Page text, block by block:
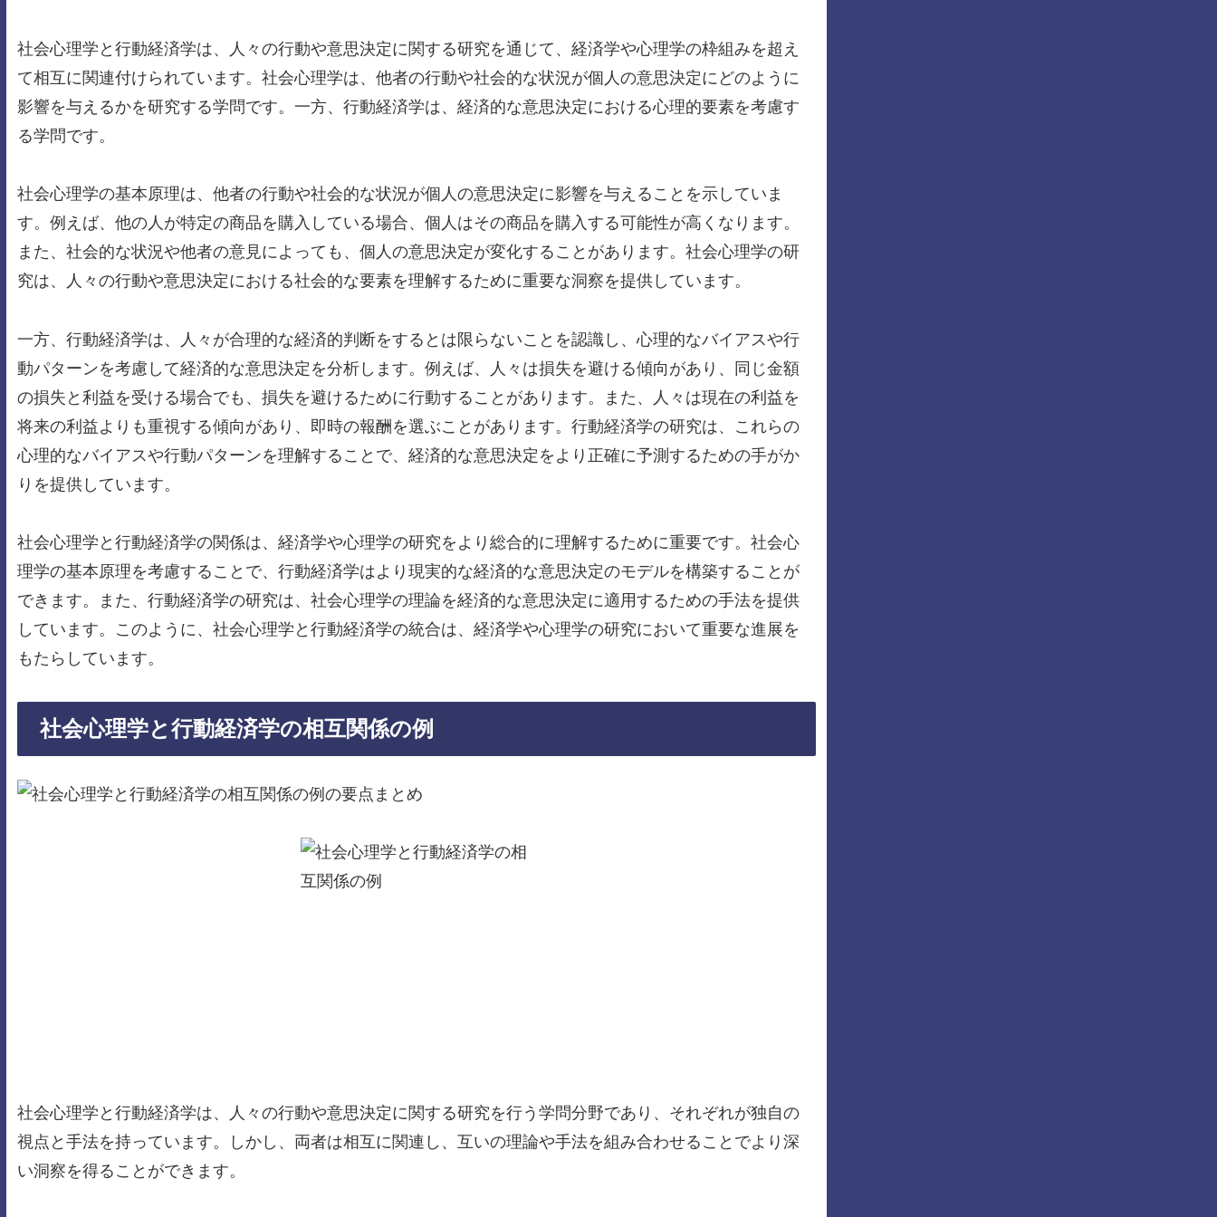
社会心理学と行動経済学は、人々の行動や意思決定に関する研究を通じて、経済学や心理学の枠組みを超え
て相互に関連付けられています。社会心理学は、他者の行動や社会的な状況が個人の意思決定にどのように
影響を与えるかを研究する学問です。一方、行動経済学は、経済的な意思決定における心理的要素を考慮す
る学問です。
社会心理学の基本原理は、他者の行動や社会的な状況が個人の意思決定に影響を与えることを示していま
す。例えば、他の人が特定の商品を購入している場合、個人はその商品を購入する可能性が高くなります。
また、社会的な状況や他者の意見によっても、個人の意思決定が変化することがあります。社会心理学の研
究は、人々の行動や意思決定における社会的な要素を理解するために重要な洞察を提供しています。
一方、行動経済学は、人々が合理的な経済的判断をするとは限らないことを認識し、心理的なバイアスや行
動パターンを考慮して経済的な意思決定を分析します。例えば、人々は損失を避ける傾向があり、同じ金額
の損失と利益を受ける場合でも、損失を避けるために行動することがあります。また、人々は現在の利益を
将来の利益よりも重視する傾向があり、即時の報酬を選ぶことがあります。行動経済学の研究は、これらの
心理的なバイアスや行動パターンを理解することで、経済的な意思決定をより正確に予測するための手がか
りを提供しています。
社会心理学と行動経済学の関係は、経済学や心理学の研究をより総合的に理解するために重要です。社会心
理学の基本原理を考慮することで、行動経済学はより現実的な経済的な意思決定のモデルを構築することが
できます。また、行動経済学の研究は、社会心理学の理論を経済的な意思決定に適用するための手法を提供
しています。このように、社会心理学と行動経済学の統合は、経済学や心理学の研究において重要な進展を
もたらしています。
社会心理学と行動経済学の相互関係の例
社会心理学と行動経済学は、人々の行動や意思決定に関する研究を行う学問分野であり、それぞれが独自の
視点と手法を持っています。しかし、両者は相互に関連し、互いの理論や手法を組み合わせることでより深
い洞察を得ることができます。